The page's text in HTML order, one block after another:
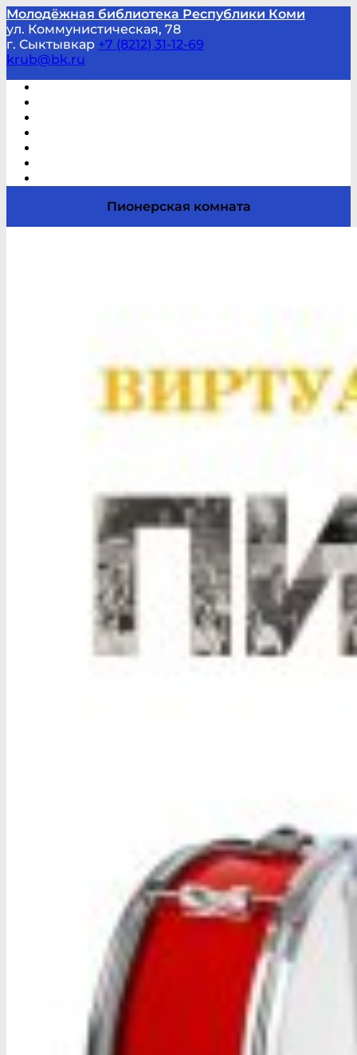
Молодёжная библиотека Республики Коми
ул. Коммунистическая, 78
г. Сыктывкар +7 (8212) 31-12-69
krub@bk.ru
Пионерская комната